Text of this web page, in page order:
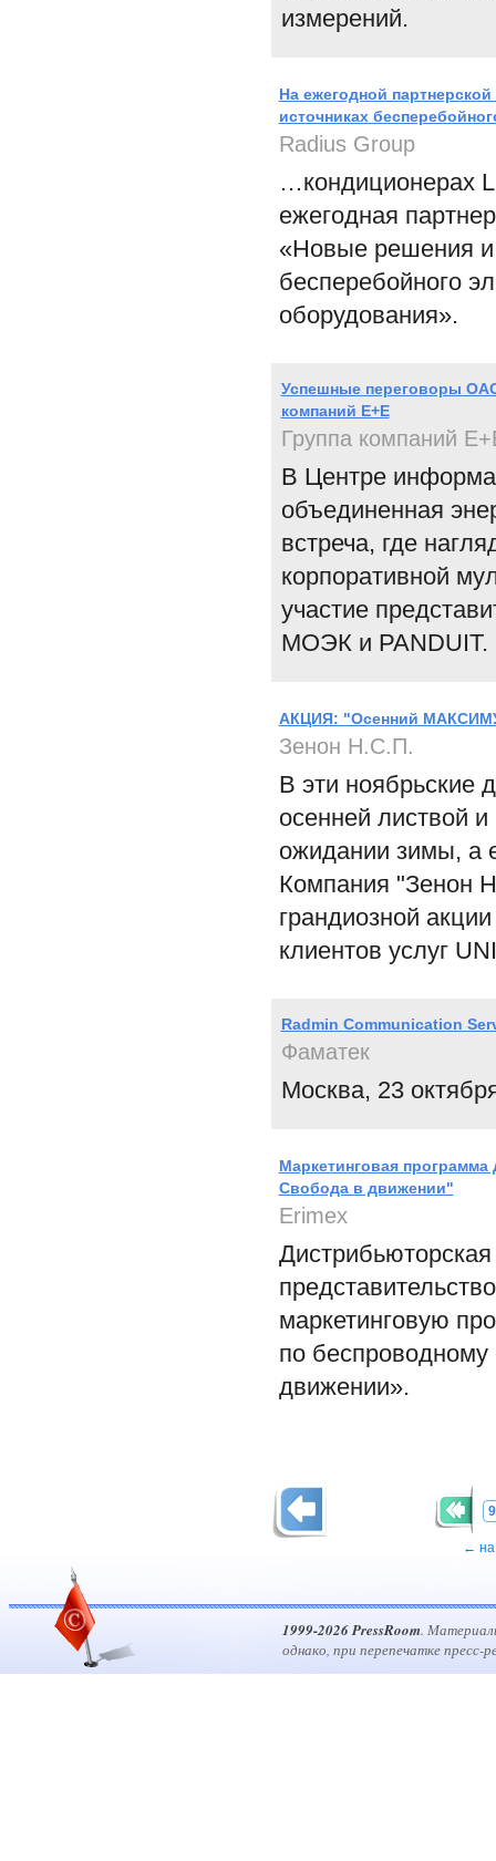
измерений.
На ежегодной
источниках
Radius Group
…кондиционерах
ежегодная
«Новые решения и
бесперебойного
оборудования».
Успешные переговоры
компаний Е+Е
Группа компаний
В Центре
объединенная
встреча, где
корпоративной
участие
МОЭК и PANDUIT.
АКЦИЯ: "Осенний
Зенон Н.С.П.
В эти ноябрьские
осенней листвой
ожидании зимы, а
Компания "Зенон
грандиозной
клиентов услуг
Radmin Communication
Фаматек
Москва, 23
Маркетинговая
Свобода в движении"
Erimex
маркетинговую
по
движении».
← на
1999-2026 PressRoom.
однако, при перепечатке пресс-